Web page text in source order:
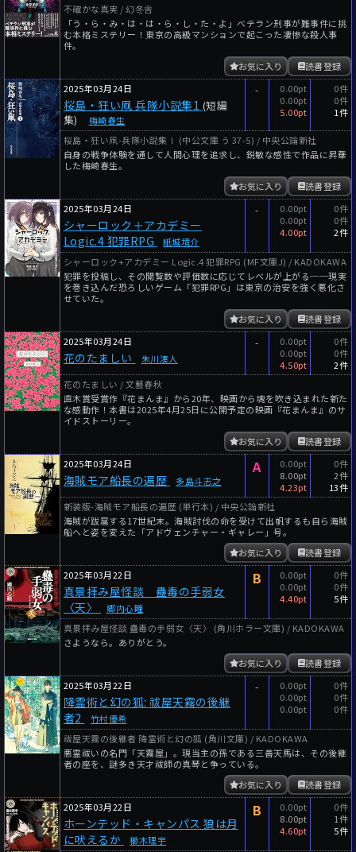
不確かな真実 / 幻冬舎
「う・ら・み・は・は・ら・し・た・よ」ベテラン刑事が難事件に挑
む本格ミステリー！東京の高級マンションで起こった凄惨な殺人事
件。
読書登録
お気に入り
2025年03月24日
桜島・狂い凧 兵隊小説集1 (短編
集)
梅崎春生
-
0.00pt
0.00pt
5.00pt
0件
0件
1件
桜島・狂い凧-兵隊小説集Ⅰ (中公文庫 う 37-5) / 中央公論新社
自身の戦争体験を通して人間心理を追求し、鋭敏な感性で作品に昇華
した梅崎春生。
読書登録
お気に入り
2025年03月24日
シャーロック＋アカデミー
Logic.4 犯罪RPG
紙城境介
-
0.00pt
0.00pt
4.00pt
0件
0件
2件
シャーロック+アカデミー Logic.4 犯罪RPG (MF文庫J) / KADOKAWA
犯罪を投稿し、その閲覧数や評価数に応じてレベルが上がる──現実
を巻き込んだ恐ろしいゲーム「犯罪RPG」は東京の治安を強く悪化さ
せていた。
読書登録
お気に入り
2025年03月24日
花のたましい 朱川湊人
-
0.00pt
0.00pt
4.50pt
0件
0件
2件
花のたましい / 文藝春秋
直木賞受賞作『花まんま』から20年、映画から魂を吹き込まれた新た
な感動作！本書は2025年4月25日に公開予定の映画『花まんま』のサ
イドストーリー。
読書登録
お気に入り
2025年03月24日
海賊モア船長の遍歴 多島斗志之
A
0.00pt
8.00pt
4.23pt
0件
2件
13件
新装版-海賊モア船長の遍歴 (単行本) / 中央公論新社
海賊が跋扈する17世紀末。海賊討伐の命を受けて出帆するも自ら海賊
船へと姿を変えた「アドヴェンチャー・ギャレー」号。
読書登録
お気に入り
2025年03月22日
真景拝み屋怪談 蠱毒の手弱女
〈天〉
郷内心瞳
B
0.00pt
0.00pt
4.40pt
0件
0件
5件
真景拝み屋怪談 蠱毒の手弱女〈天〉 (角川ホラー文庫) / KADOKAWA
さようなら。ありがとう。
読書登録
お気に入り
2025年03月22日
降霊術と幻の狐: 祓屋天霧の後継
者2
竹村優希
-
0.00pt
0.00pt
0.00pt
0件
0件
0件
祓屋天霧の後継者 降霊術と幻の狐 (角川文庫) / KADOKAWA
悪霊祓いの名門「天霧屋」。現当主の孫である三善天馬は、その後継
者の座を、謎多き天才祓師の真琴と争っている。
読書登録
お気に入り
2025年03月22日
ホーンテッド・キャンパス 狼は月
に吠えるか
櫛木理宇
B
0.00pt
8.00pt
4.60pt
0件
1件
5件